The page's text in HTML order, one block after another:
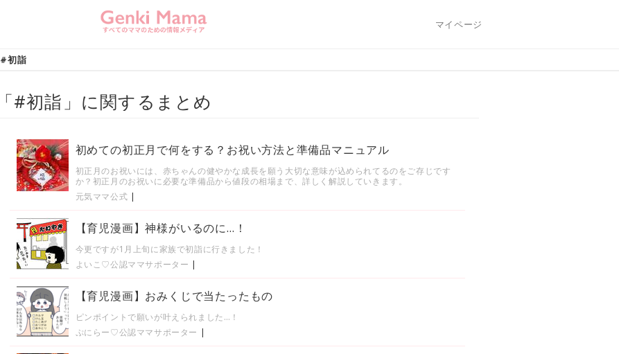
マイページ
#初詣
「#初詣」に関するまとめ
初めての初正月で何をする？お祝い方法と準備品マニュアル
初正月のお祝いには、赤ちゃんの健やかな成長を願う大切な意味が込められてるのをご存じです
か？初正月のお祝いに必要な準備品から値段の相場まで、詳しく解説していきます。
元気ママ公式 |
【育児漫画】神様がいるのに…！
今更ですが1月上旬に家族で初詣に行きました！
よいこ♡公認ママサポーター |
【育児漫画】おみくじで当たったもの
ピンポイントで願いが叶えられました…！
ぷにらー♡公認ママサポーター |